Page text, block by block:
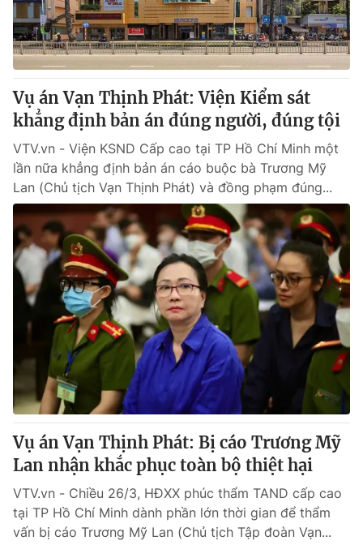
® Cấm sao chép dưới mọi hình thức nếu không có sự chấp
thuận bằng văn bản. Ghi rõ nguồn VTV.vn khi phát hành lại
thông tin từ website này.
Vụ án Vạn Thịnh Phát: Viện Kiểm sát
khẳng định bản án đúng người, đúng tội
VTV.vn - Viện KSND Cấp cao tại TP Hồ Chí Minh một
lần nữa khẳng định bản án cáo buộc bà Trương Mỹ
Lan (Chủ tịch Vạn Thịnh Phát) và đồng phạm đúng...
Vụ án Vạn Thịnh Phát: Bị cáo Trương Mỹ
Lan nhận khắc phục toàn bộ thiệt hại
VTV.vn - Chiều 26/3, HĐXX phúc thẩm TAND cấp cao
tại TP Hồ Chí Minh dành phần lớn thời gian để thẩm
vấn bị cáo Trương Mỹ Lan (Chủ tịch Tập đoàn Vạn...